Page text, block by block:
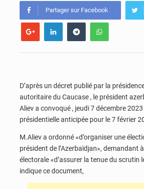
Partager sur Facebook
D’après un décret publié par la
autoritaire du Caucase , le président
Aliev a convoqué , jeudi 7 décembre
présidentielle anticipée pour le 7 février
M.Aliev a ordonné «d’organiser une
président de l’Azerbaïdjan», demandant
électorale «d’assurer la tenue du scrutin
indique ce document,